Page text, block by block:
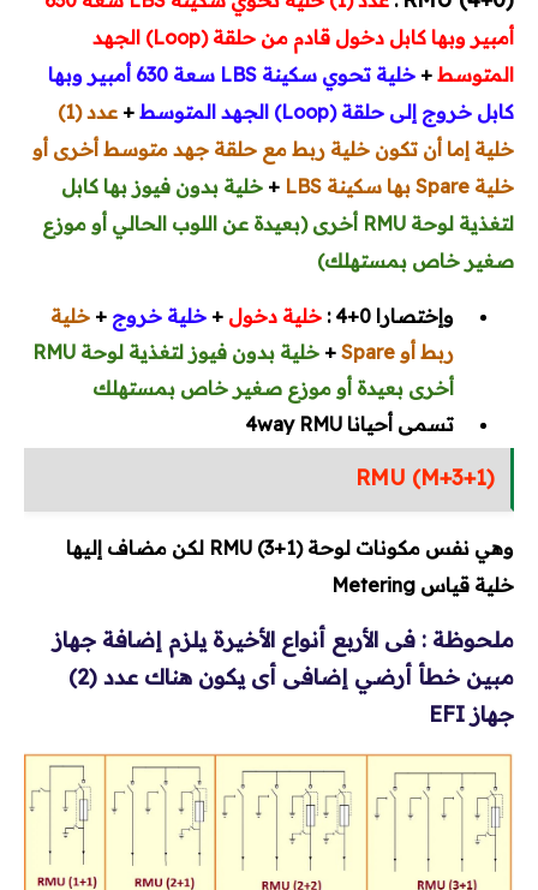
أمبير وبها كابل دخول قادم من حلقة (Loop) الجهد
المتوسط +
خلية تحوي سكينة LBS سعة 630 أمبير وبها
كابل خروج إلى حلقة (Loop) الجهد المتوسط
+
عدد (1)
خلية إما أن تكون خلية ربط مع حلقة جهد متوسط أخرى أو
خلية Spare بها سكينة LBS
+ خلية بدون فيوز بها كابل
لتغذية لوحة RMU أخرى (بعيدة عن اللوب الحالي أو موزع
صغير خاص بمستهلك)
وإختصارا 0+4 : خلية دخول + خلية خروج + خلية
ربط أو Spare
+
خلية بدون فيوز لتغذية لوحة RMU
أخرى بعيدة أو موزع صغير خاص بمستهلك
تسمى أحيانا 4way RMU
RMU (M+3+1)
وهي نفس مكونات لوحة RMU (3+1) لكن مضاف إليها
خلية قياس Metering
ملحوظة : فى الأربع أنواع الأخيرة يلزم إضافة جهاز
مبين خطأ أرضي إضافى أى يكون هناك عدد (2)
جهاز EFI